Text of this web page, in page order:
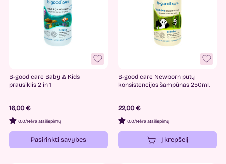
B-good care Baby & Kids
prausiklis 2 in 1
16,00 €
0.0/Nėra atsiliepimų
Pasirinkti savybes
B-good care Newborn putų
konsistencijos šampūnas 250ml.
22,00 €
0.0/Nėra atsiliepimų
Į krepšelį